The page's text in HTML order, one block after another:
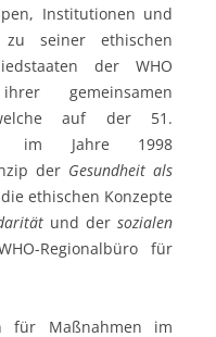
Institutionen und
zu seiner ethischen
der WHO
gemeinsamen
welche auf der 51.
im Jahre 1998
der Gesundheit als
ethischen Konzepte
und dersozialen
Regionalbüro für
für Maßnahmen im